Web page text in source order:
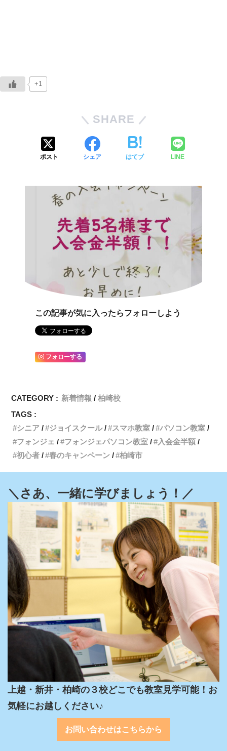
+1
SHARE
ポスト シェア はてブ LINE
この記事が気に入ったらフォローしよう
フォローする
CATEGORY : 新着情報
柏崎校
TAGS :
シニア
ジョイスクール スマホ教室
パソコン教室
フォンジェ
フォンジェパソコン教室
入会金半額
初心者
春のキャンペーン 柏崎市
＼さあ、一緒に学びましょう！／
上越・新井・柏崎の３校どこでも教室見学可能！お
気軽にお越しください♪
お問い合わせはこちらから